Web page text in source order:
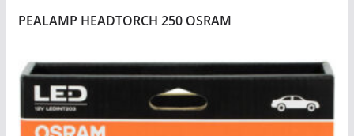
PEALAMP HEADTORCH 250 OSRAM